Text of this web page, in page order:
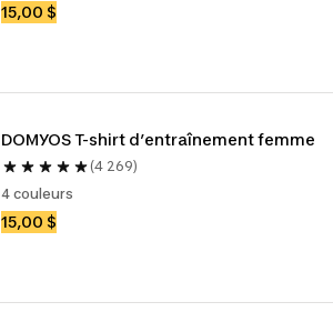
15,00 $
DOMYOS T-shirt d’entraînement femme
(4 269)
4 couleurs
15,00 $